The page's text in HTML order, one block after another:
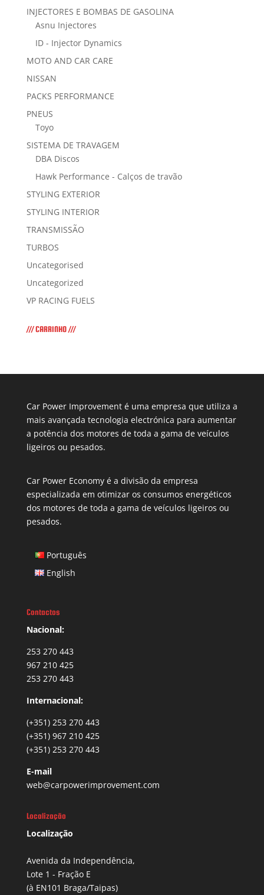
INJECTORES E BOMBAS DE GASOLINA
Asnu Injectores
ID - Injector Dynamics
MOTO AND CAR CARE
NISSAN
PACKS PERFORMANCE
PNEUS
Toyo
SISTEMA DE TRAVAGEM
DBA Discos
Hawk Performance - Calços de travão
STYLING EXTERIOR
STYLING INTERIOR
TRANSMISSÃO
TURBOS
Uncategorised
Uncategorized
VP RACING FUELS
/// CARRINHO ///
Car Power Improvement é uma empresa que utiliza a
mais avançada tecnologia electrónica para aumentar
a potência dos motores de toda a gama de veículos
ligeiros ou pesados.
Car Power Economy é a divisão da empresa
especializada em otimizar os consumos energéticos
dos motores de toda a gama de veículos ligeiros ou
pesados.
Português
English
Contactos
Nacional:
253 270 443
967 210 425
253 270 443
Internacional:
(+351) 253 270 443
(+351) 967 210 425
(+351) 253 270 443
E-mail
web@carpowerimprovement.com
Localização
Localização
Avenida da Independência,
Lote 1 - Fração E
(à EN101 Braga/Taipas)